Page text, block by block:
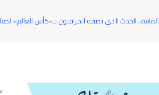
الحدث الذي يصفه المراقبون بـ«كأس العالم»